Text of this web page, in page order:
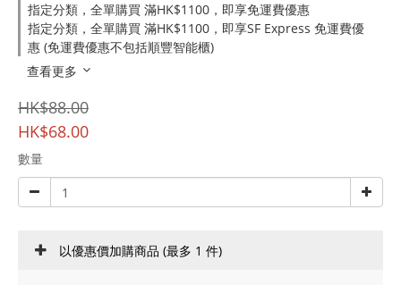
指定分類，全單購買 滿HK$1100，即享免運費優惠
指定分類，全單購買 滿HK$1100，即享SF Express 免運費優
惠 (免運費優惠不包括順豐智能櫃)
查看更多
HK$88.00
HK$68.00
數量
以優惠價加購商品 (最多 1 件)